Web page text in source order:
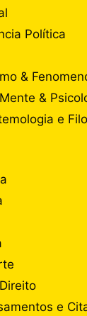
Política
&
&
e
e